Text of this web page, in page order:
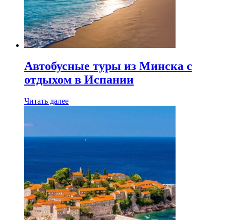
Автобусные туры из Минска с
отдыхом в Испании
Читать далее